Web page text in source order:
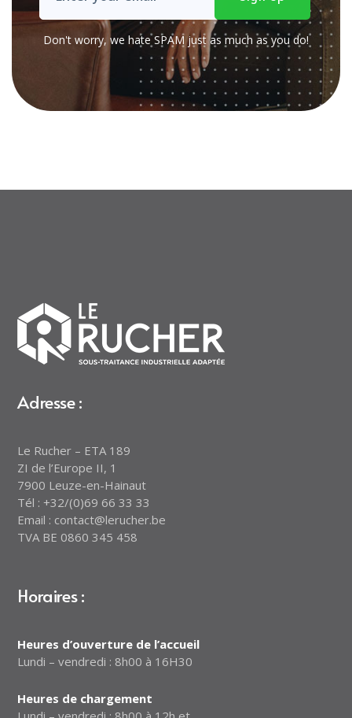
Don't worry, we hate SPAM just as much as you do!
Adresse :
Le Rucher – ETA 189
ZI de l’Europe II, 1
7900 Leuze-en-Hainaut
Tél : +32/(0)69 66 33 33
Email : contact@lerucher.be
TVA BE 0860 345 458
Horaires :
Heures d’ouverture de l’accueil
Lundi – vendredi : 8h00 à 16H30
Heures de chargement